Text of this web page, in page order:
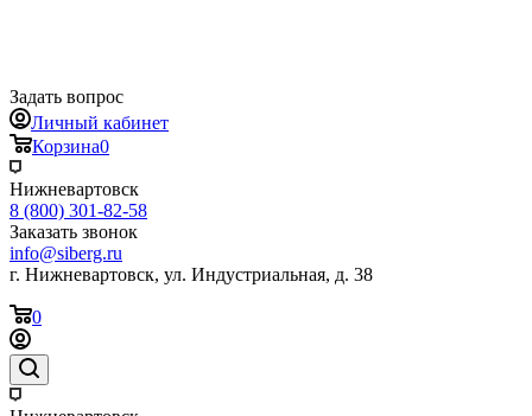
Задать вопрос
Личный кабинет
Корзина0
Нижневартовск
8 (800) 301-82-58
Заказать звонок
info@siberg.ru
г. Нижневартовск, ул. Индустриальная, д. 38
0